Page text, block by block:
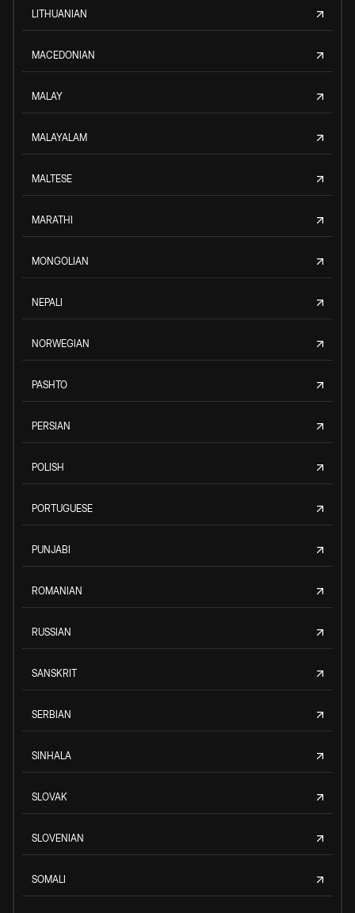
LITHUANIAN
MACEDONIAN
MALAY
MALAYALAM
MALTESE
MARATHI
MONGOLIAN
NEPALI
NORWEGIAN
PASHTO
PERSIAN
POLISH
PORTUGUESE
PUNJABI
ROMANIAN
RUSSIAN
SANSKRIT
SERBIAN
SINHALA
SLOVAK
SLOVENIAN
SOMALI